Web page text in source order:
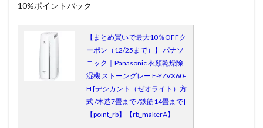
10%ポイントバック
【まとめ買いで最大10％OFFク
ーポン（12/25まで）】 パナソ
ニック｜Panasonic 衣類乾燥除
湿機 ストーングレー F-YZVX60-
H [デシカント（ゼオライト）方
式 /木造7畳まで /鉄筋14畳まで]
【point_rb】【rb_makerA】